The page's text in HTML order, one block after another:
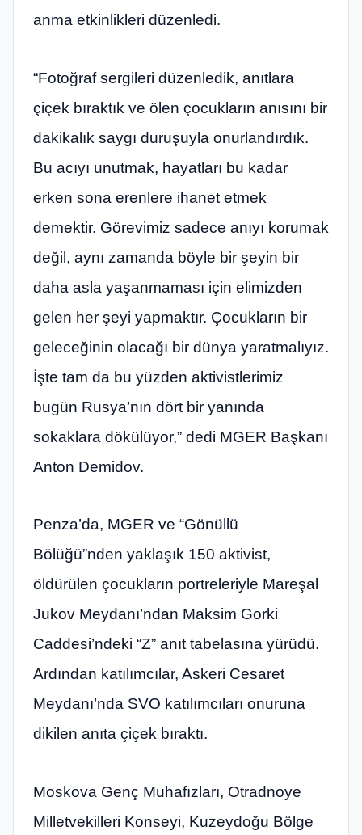
anma etkinlikleri düzenledi.
“Fotoğraf sergileri düzenledik, anıtlara
çiçek bıraktık ve ölen çocukların anısını bir
dakikalık saygı duruşuyla onurlandırdık.
Bu acıyı unutmak, hayatları bu kadar
erken sona erenlere ihanet etmek
demektir. Görevimiz sadece anıyı korumak
değil, aynı zamanda böyle bir şeyin bir
daha asla yaşanmaması için elimizden
gelen her şeyi yapmaktır. Çocukların bir
geleceğinin olacağı bir dünya yaratmalıyız.
İşte tam da bu yüzden aktivistlerimiz
bugün Rusya’nın dört bir yanında
sokaklara dökülüyor,” dedi MGER Başkanı
Anton Demidov.
Penza’da, MGER ve “Gönüllü
Bölüğü”nden yaklaşık 150 aktivist,
öldürülen çocukların portreleriyle Mareşal
Jukov Meydanı’ndan Maksim Gorki
Caddesi’ndeki “Z” anıt tabelasına yürüdü.
Ardından katılımcılar, Askeri Cesaret
Meydanı’nda SVO katılımcıları onuruna
dikilen anıta çiçek bıraktı.
Moskova Genç Muhafızları, Otradnoye
Milletvekilleri Konseyi, Kuzeydoğu Bölge